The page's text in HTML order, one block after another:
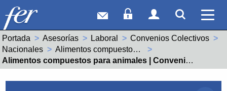
Correo webAcceso Socios
Acceso
Ver
Portada Asesorías Laboral
Convenios Colectivos
Nacionales
Alimentos compuestos para animales (99000275011981)
Actual:
Alimentos compuestos para animales | Convenio 2009-2011 | Publicado 23/04/2010